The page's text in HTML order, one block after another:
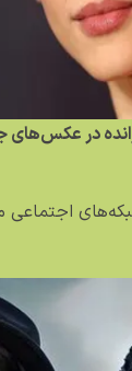
در عکس‌های